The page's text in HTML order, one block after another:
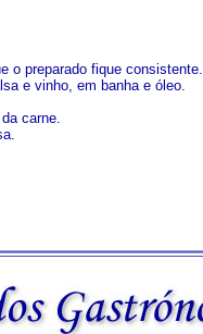
o preparado fique consistente.
e vinho, em banha e óleo.
carne.